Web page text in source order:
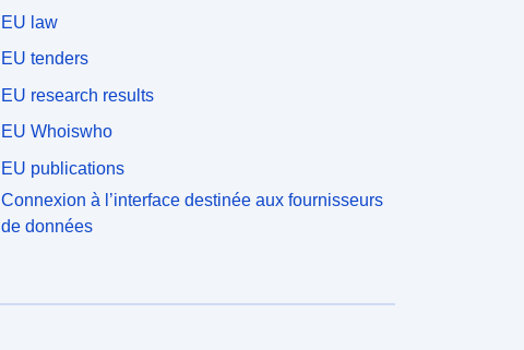
EU law
EU tenders
EU research results
EU Whoiswho
EU publications
Connexion à l’interface destinée aux fournisseurs
de données